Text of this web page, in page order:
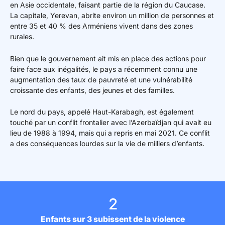
en Asie occidentale, faisant partie de la région du Caucase.
La capitale, Yerevan, abrite environ un million de personnes et
entre 35 et 40 % des Arméniens vivent dans des zones
rurales.
Bien que le gouvernement ait mis en place des actions pour
faire face aux inégalités, le pays a récemment connu une
augmentation des taux de pauvreté et une vulnérabilité
croissante des enfants, des jeunes et des familles.
Le nord du pays, appelé Haut-Karabagh, est également
touché par un conflit frontalier avec l’Azerbaïdjan qui avait eu
lieu de 1988 à 1994, mais qui a repris en mai 2021. Ce conflit
a des conséquences lourdes sur la vie de milliers d’enfants.
2
Enfants sur 3 subissent de la violence